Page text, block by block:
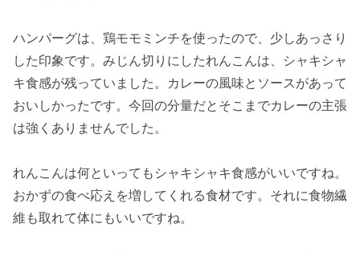
ハンバーグは、鶏モモミンチを使ったので、少しあっさり
した印象です。みじん切りにしたれんこんは、シャキシャ
キ食感が残っていました。カレーの風味とソースがあって
おいしかったです。今回の分量だとそこまでカレーの主張
は強くありませんでした。
れんこんは何といってもシャキシャキ食感がいいですね。
おかずの食べ応えを増してくれる食材です。それに食物繊
維も取れて体にもいいですね。